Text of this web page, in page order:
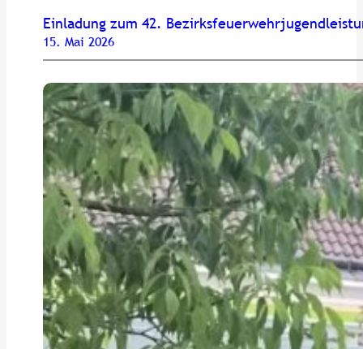
Einladung zum 42.
15. Mai 2026